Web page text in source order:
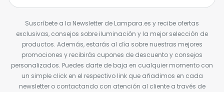
Suscríbete a la Newsletter de Lampara.es y recibe ofertas
exclusivas, consejos sobre iluminación y la mejor selección de
productos. Además, estarás al día sobre nuestras mejores
promociones y recibirás cupones de descuento y consejos
personalizados. Puedes darte de baja en cualquier momento con
un simple click en el respectivo link que añadimos en cada
newsletter o contactando con atención al cliente a través de